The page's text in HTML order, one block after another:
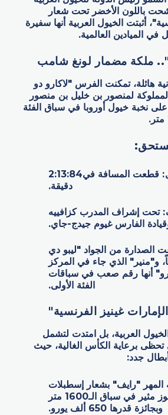
باللون الأخضر تحت شعار
أثبتت الخيول العربية أنها سفيرة
في الميادين العالمية.
ملكة مضمار لونغ شامب
هائلة، تمكنت الفرس "لاكارو دو
المملوكة لمنصور بن خليل بن منصور
نخبة خيول أوروبا في سباق الفئة
:
:
قطعت المسافة في2:13:84
دقيقة.
: تحت إشراف المدرب كزافييه
الفارس غيوم جيدج-جاي.
الصدارة من الجواد "ليبو دي
و"منير" الذي جاء في المركز
أنها رقم صعب في سباقات
الفئة الأولى.
غينيز الفرنسية"
العربية، بل امتدت لتشمل
تحظى برعاية الكأس الغالية، حيث
جدد:
المهر "رايف" بشعار إسطبلات
"آغا خان"، بعد فوز مثير في سباق الـ1600 متر
وبجائزة قدرها 650 ألف يورو.